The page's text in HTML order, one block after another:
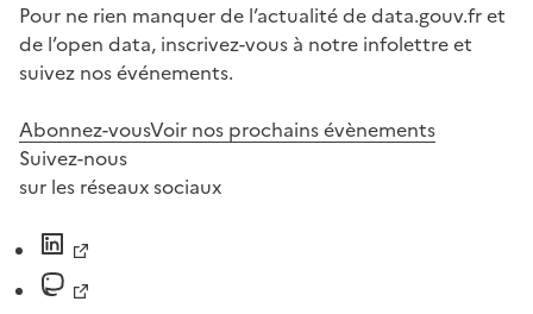
Pour ne rien manquer de l’actualité de data.gouv.fr et
de l’open data, inscrivez-vous à notre infolettre et
suivez nos événements.
Abonnez-vousVoir nos prochains évènements
Suivez-nous
sur les réseaux sociaux